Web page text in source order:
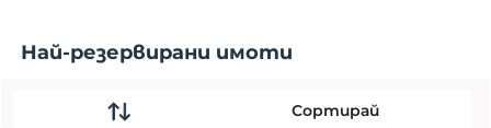
Най-резервирани имоти
Сортирай